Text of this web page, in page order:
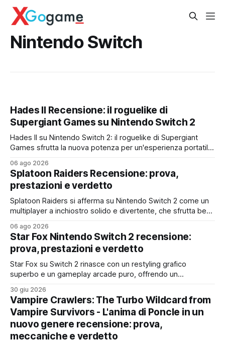
Nintendo Switch
Hades II Recensione: il roguelike di
Supergiant Games su Nintendo Switch 2
Hades II su Nintendo Switch 2: il roguelike di Supergiant
Games sfrutta la nuova potenza per un'esperienza portatile
06 ago 2026
Splatoon Raiders Recensione: prova,
prestazioni e verdetto
Splatoon Raiders si afferma su Nintendo Switch 2 come un
multiplayer a inchiostro solido e divertente, che sfrutta bene
con qualche limite nei contenuti
06 ago 2026
Star Fox Nintendo Switch 2 recensione:
prova, prestazioni e verdetto
Star Fox su Switch 2 rinasce con un restyling grafico
superbo e un gameplay arcade puro, offrendo un
degli highscore
30 giu 2026
Vampire Crawlers: The Turbo Wildcard from
Vampire Survivors - L'anima di Poncle in un
nuovo genere recensione: prova,
meccaniche e verdetto